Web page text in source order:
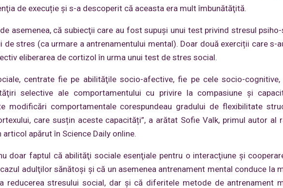
de execuție şi s-a descoperit că aceasta era mult îmbunătăţită.
asemenea, că subiecţii care au fost supuși unui test privind stresul
de stres (ca urmare a antrenamentului mental). Doar două exerciții care s-
eliberarea de cortizol în urma unui test de stres social.
centrate fie pe abilităţile socio-afective, fie pe cele socio-
selective ale comportamentului cu privire la compasiune şi
modificări comportamentale corespundeau gradului de flexibilitate
care susțin aceste capacități”, a arătat Sofie Valk, primul autor al
apărut în Science Daily online.
doar faptul că abilităţi sociale esenţiale pentru o interacţiune şi
adulţilor sănătoşi şi că un asemenea antrenament mental conduce la
reducerea stresului social, dar şi că diferitele metode de antrenament